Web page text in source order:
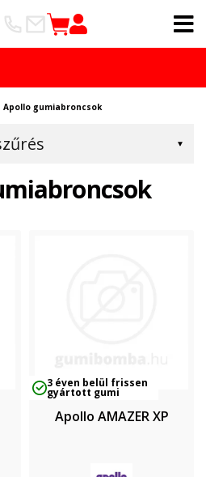
Apollo gumiabroncsok
3 éven belül frissen
gyártott gumi
Apollo AMAZER XP